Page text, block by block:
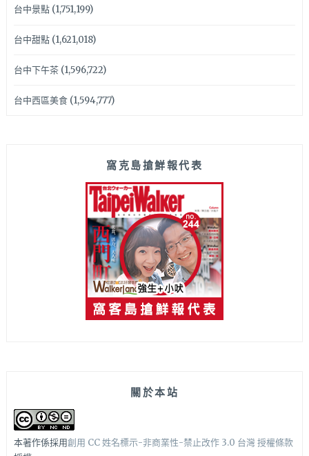
台中景點(1,751,199)
台中甜點(1,621,018)
台中下午茶(1,596,722)
台中西區美食(1,594,777)
窩克島搶鮮報代表
關於本站
本著作係採用創用 CC 姓名標示-非商業性-禁止改作 3.0 台灣 授權條款